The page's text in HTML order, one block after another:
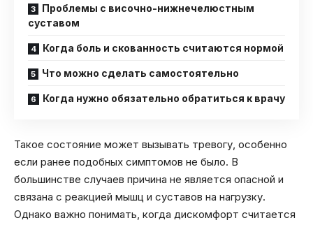
Проблемы с височно-нижнечелюстным
суставом
Когда боль и скованность считаются нормой
Что можно сделать самостоятельно
Когда нужно обязательно обратиться к врачу
Такое состояние может вызывать тревогу, особенно
если ранее подобных симптомов не было. В
большинстве случаев причина не является опасной и
связана с реакцией мышц и суставов на нагрузку.
Однако важно понимать, когда дискомфорт считается